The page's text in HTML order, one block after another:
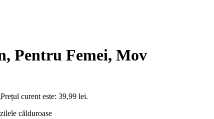
Pentru Femei, Mov
Prețul curent este: 39,99 lei.
călduroase